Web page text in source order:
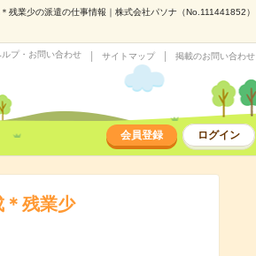
残業少の派遣の仕事情報｜株式会社パソナ（No.111441852）
ルプ・お問い合わせ サイトマップ 掲載のお問い合わせ
会員登録 ログイン
残業少